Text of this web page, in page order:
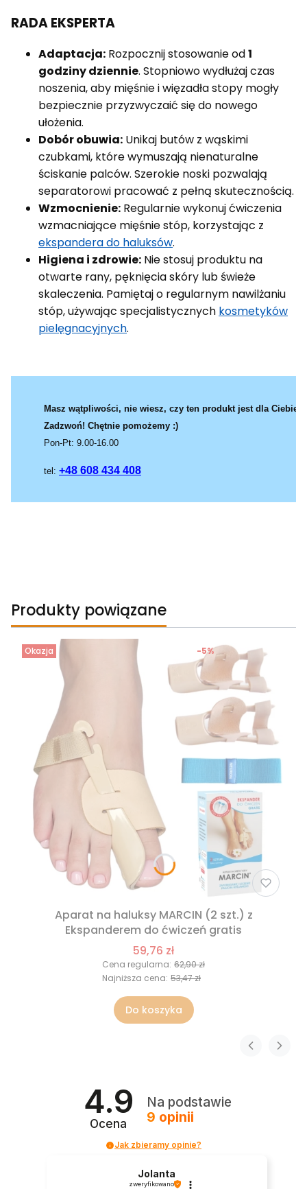
RADA EKSPERTA
Adaptacja: Rozpocznij stosowanie od1
godziny dziennie. Stopniowo wydłużaj czas
noszenia, aby mięśnie i więzadła stopy mogły
bezpiecznie przyzwyczaić się do nowego
ułożenia.
Dobór obuwia: Unikaj butów z wąskimi
czubkami, które wymuszają nienaturalne
ściskanie palców. Szerokie noski pozwalają
separatorowi pracować z pełną skutecznością.
Wzmocnienie: Regularnie wykonuj ćwiczenia
wzmacniające mięśnie stóp, korzystając z
ekspandera do haluksów.
Higiena i zdrowie: Nie stosuj produktu na
otwarte rany, pęknięcia skóry lub świeże
skaleczenia. Pamiętaj o regularnym nawilżaniu
stóp, używając specjalistycznych kosmetyków
pielęgnacyjnych.
Masz wątpliwości, nie wiesz, czy ten produkt jest dla Ciebie?
Zadzwoń! Chętnie pomożemy :)
Pon-Pt: 9.00-16.00
tel: +48 608 434 408
Produkty powiązane
Okazja
Aparat na haluksy MARCIN (2 szt.) z
Ekspanderem do ćwiczeń gratis
59,76 zł
Cena regularna: 62,90 zł
-5%
Najniższa cena: 53,47 zł
Do koszyka
4.9
Ocena
Na podstawie
9 opinii
Jak zbieramy opinie?
Jolanta
zweryfikowano